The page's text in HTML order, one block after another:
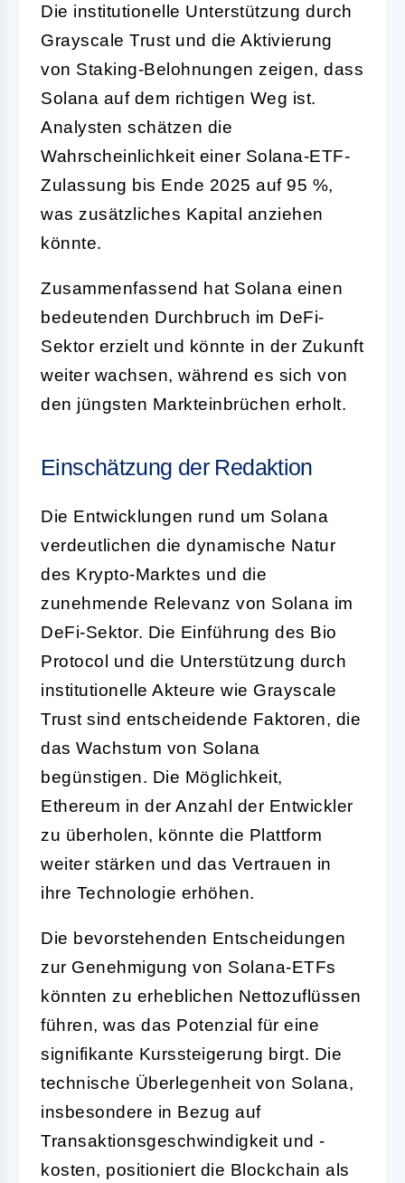
Die institutionelle Unterstützung durch
Grayscale Trust und die Aktivierung
von Staking-Belohnungen zeigen, dass
Solana auf dem richtigen Weg ist.
Analysten schätzen die
Wahrscheinlichkeit einer Solana-ETF-
Zulassung bis Ende 2025 auf 95 %,
was zusätzliches Kapital anziehen
könnte.
Zusammenfassend hat Solana einen
bedeutenden Durchbruch im DeFi-
Sektor erzielt und könnte in der Zukunft
weiter wachsen, während es sich von
den jüngsten Markteinbrüchen erholt.
Einschätzung der Redaktion
Die Entwicklungen rund um Solana
verdeutlichen die dynamische Natur
des Krypto-Marktes und die
zunehmende Relevanz von Solana im
DeFi-Sektor. Die Einführung des Bio
Protocol und die Unterstützung durch
institutionelle Akteure wie Grayscale
Trust sind entscheidende Faktoren, die
das Wachstum von Solana
begünstigen. Die Möglichkeit,
Ethereum in der Anzahl der Entwickler
zu überholen, könnte die Plattform
weiter stärken und das Vertrauen in
ihre Technologie erhöhen.
Die bevorstehenden Entscheidungen
zur Genehmigung von Solana-ETFs
könnten zu erheblichen Nettozuflüssen
führen, was das Potenzial für eine
signifikante Kurssteigerung birgt. Die
technische Überlegenheit von Solana,
insbesondere in Bezug auf
Transaktionsgeschwindigkeit und -
kosten, positioniert die Blockchain als